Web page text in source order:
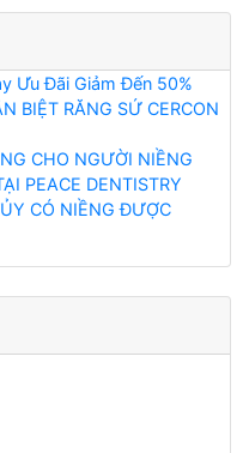
Ưu Đãi Giảm Đến 50%
BIỆT RĂNG SỨ CERCON
CHO NGƯỜI NIỀNG
PEACE DENTISTRY
CÓ NIỀNG ĐƯỢC